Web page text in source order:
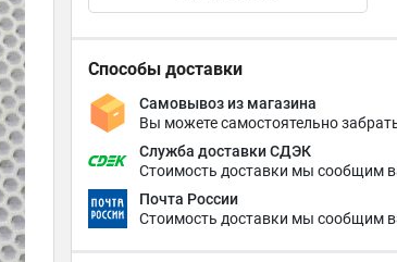
Способы доставки
Самовывоз из магазина
Вы можете самостоятельно
Служба доставки СДЭК
Стоимость доставки мы сообщим
Почта России
Стоимость доставки мы сообщим